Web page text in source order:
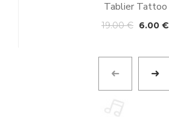
Tablier Tattoo
19.00€ 6.00 €